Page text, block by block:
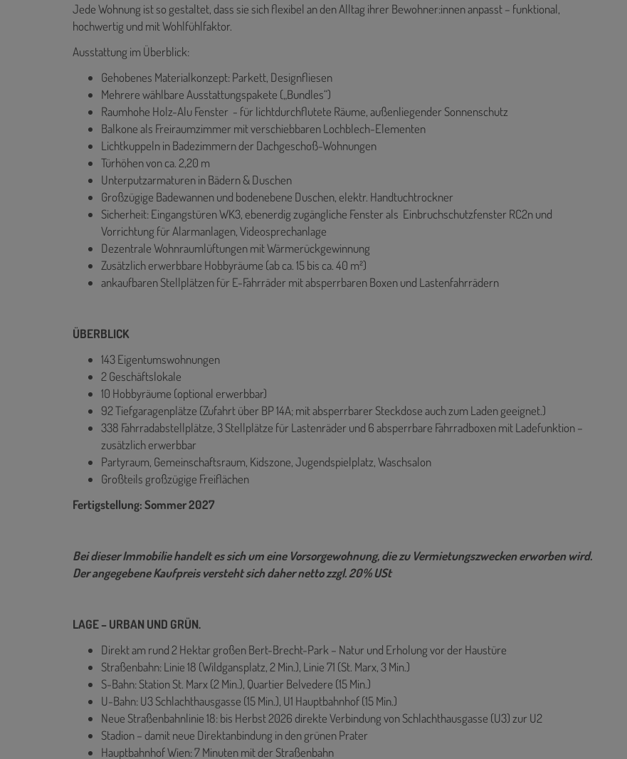
Jede Wohnung ist so gestaltet, dass sie sich flexibel an den Alltag ihrer Bewohner:innen anpasst – funktional,
hochwertig und mit Wohlfühlfaktor.
Ausstattung im Überblick:
Gehobenes Materialkonzept: Parkett, Designfliesen
Mehrere wählbare Ausstattungspakete („Bundles“)
Raumhohe Holz-Alu Fenster - für lichtdurchflutete Räume, außenliegender Sonnenschutz
Balkone als Freiraumzimmer mit verschiebbaren Lochblech-Elementen
Lichtkuppeln in Badezimmern der Dachgeschoß-Wohnungen
Türhöhen von ca. 2,20 m
Unterputzarmaturen in Bädern & Duschen
Großzügige Badewannen und bodenebene Duschen, elektr. Handtuchtrockner
Sicherheit: Eingangstüren WK3, ebenerdig zugängliche Fenster als Einbruchschutzfenster RC2n und
Vorrichtung für Alarmanlagen, Videosprechanlage
Dezentrale Wohnraumlüftungen mit Wärmerückgewinnung
Zusätzlich erwerbbare Hobbyräume (ab ca. 15 bis ca. 40 m²)
ankaufbaren Stellplätzen für E-Fahrräder mit absperrbaren Boxen und Lastenfahrrädern
ÜBERBLICK
143 Eigentumswohnungen
2 Geschäftslokale
10 Hobbyräume (optional erwerbbar)
92 Tiefgaragenplätze (Zufahrt über BP 14A; mit absperrbarer Steckdose auch zum Laden geeignet.)
338 Fahrradabstellplätze, 3 Stellplätze für Lastenräder und 6 absperrbare Fahrradboxen mit Ladefunktion –
zusätzlich erwerbbar
Partyraum, Gemeinschaftsraum, Kidszone, Jugendspielplatz, Waschsalon
Großteils großzügige Freiflächen
Fertigstellung: Sommer 2027
Bei dieser Immobilie handelt es sich um eine Vorsorgewohnung, die zu Vermietungszwecken erworben wird.
Der angegebene Kaufpreis versteht sich daher netto zzgl. 20% USt
LAGE – URBAN UND GRÜN.
Direkt am rund 2 Hektar großen Bert-Brecht-Park – Natur und Erholung vor der Haustüre
Straßenbahn: Linie 18 (Wildgansplatz, 2 Min.), Linie 71 (St. Marx, 3 Min.)
S-Bahn: Station St. Marx (2 Min.), Quartier Belvedere (15 Min.)
U-Bahn: U3 Schlachthausgasse (15 Min.), U1 Hauptbahnhof (15 Min.)
Neue Straßenbahnlinie 18: bis Herbst 2026 direkte Verbindung von Schlachthausgasse (U3) zur U2
Stadion – damit neue Direktanbindung in den grünen Prater
Hauptbahnhof Wien: 7 Minuten mit der Straßenbahn